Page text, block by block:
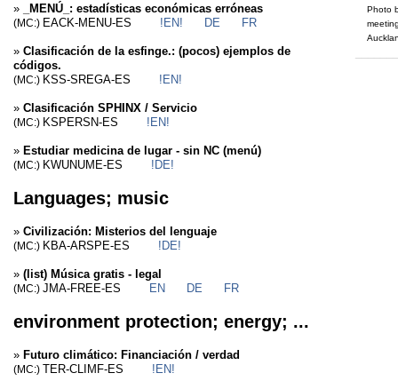
» _MENÚ_: estadísticas económicas erróneas
(MC:) EACK-MENU-ES !EN! DE FR
» Clasificación de la esfinge.: (pocos) ejemplos de
códigos.
(MC:) KSS-SREGA-ES !EN!
» Clasificación SPHINX / Servicio
(MC:) KSPERSN-ES !EN!
» Estudiar medicina de lugar - sin NC (menú)
(MC:) KWUNUME-ES !DE!
Languages; music
» Civilización: Misterios del lenguaje
(MC:) KBA-ARSPE-ES !DE!
» (list) Música gratis - legal
(MC:) JMA-FREE-ES EN DE FR
environment protection; energy; ...
» Futuro climático: Financiación / verdad
(MC:) TER-CLIMF-ES !EN!
Photo